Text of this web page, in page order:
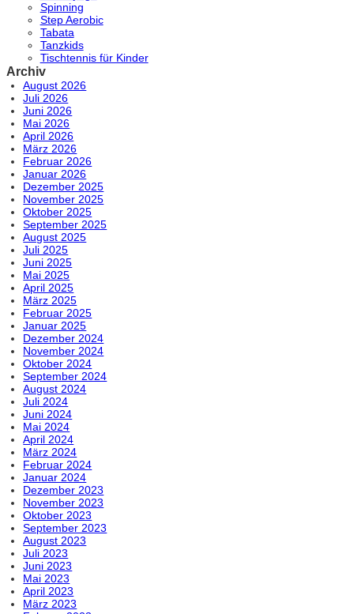
Spinning
Step Aerobic
Tabata
Tanzkids
Tischtennis für Kinder
Archiv
August 2026
Juli 2026
Juni 2026
Mai 2026
April 2026
März 2026
Februar 2026
Januar 2026
Dezember 2025
November 2025
Oktober 2025
September 2025
August 2025
Juli 2025
Juni 2025
Mai 2025
April 2025
März 2025
Februar 2025
Januar 2025
Dezember 2024
November 2024
Oktober 2024
September 2024
August 2024
Juli 2024
Juni 2024
Mai 2024
April 2024
März 2024
Februar 2024
Januar 2024
Dezember 2023
November 2023
Oktober 2023
September 2023
August 2023
Juli 2023
Juni 2023
Mai 2023
April 2023
März 2023